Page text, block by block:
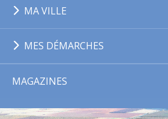
MA VILLE
MES DÉMARCHES
MAGAZINES